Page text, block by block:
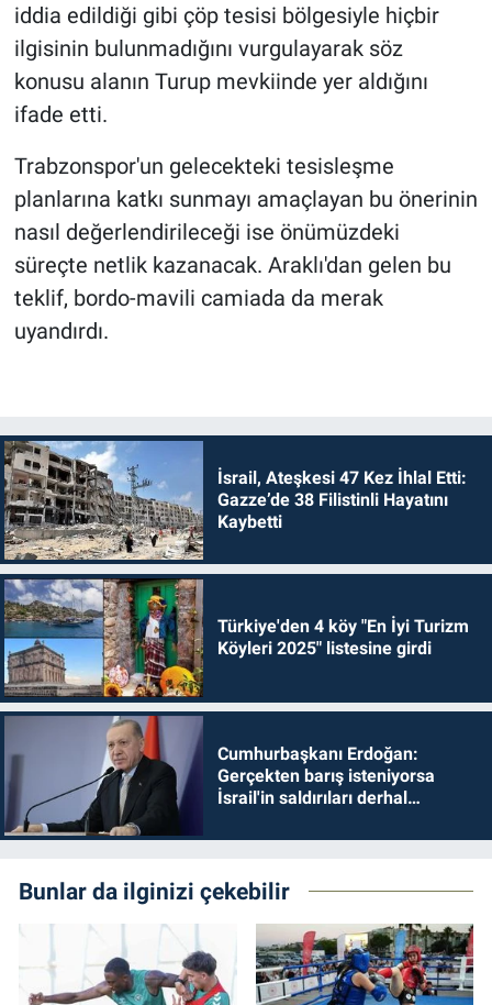
iddia edildiği gibi çöp tesisi bölgesiyle hiçbir
ilgisinin bulunmadığını vurgulayarak söz
konusu alanın Turup mevkiinde yer aldığını
ifade etti.
Trabzonspor'un gelecekteki tesisleşme
planlarına katkı sunmayı amaçlayan bu önerinin
nasıl değerlendirileceği ise önümüzdeki
süreçte netlik kazanacak. Araklı'dan gelen bu
teklif, bordo-mavili camiada da merak
uyandırdı.
İsrail, Ateşkesi 47 Kez İhlal Etti:
Gazze’de 38 Filistinli Hayatını
Kaybetti
Türkiye'den 4 köy "En İyi Turizm
Köyleri 2025" listesine girdi
Cumhurbaşkanı Erdoğan:
Gerçekten barış isteniyorsa
İsrail'in saldırıları derhal
Bunlar da ilginizi çekebilir